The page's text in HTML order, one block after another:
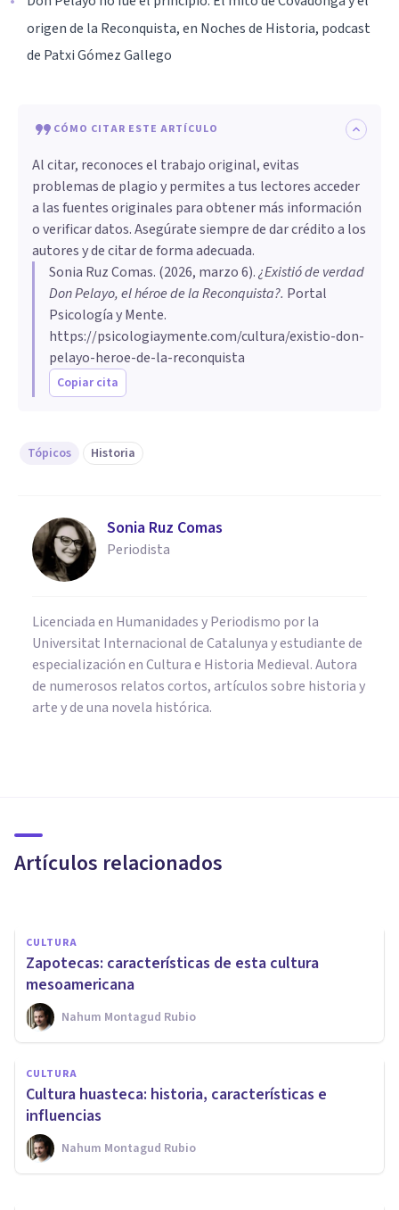
origen de la Reconquista, en Noches de Historia, podcast
de Patxi Gómez Gallego
CÓMO CITAR ESTE ARTÍCULO
Al citar, reconoces el trabajo original, evitas
problemas de plagio y permites a tus lectores acceder
a las fuentes originales para obtener más información
o verificar datos. Asegúrate siempre de dar crédito a los
autores y de citar de forma adecuada.
Sonia Ruz Comas. (2026, marzo 6).¿Existió de verdad
Don Pelayo, el héroe de la Reconquista?. Portal
Psicología y Mente.
https://psicologiaymente.com/cultura/existio-don-
pelayo-heroe-de-la-reconquista
Copiar cita
Tópicos Historia
Sonia Ruz Comas
Periodista
Licenciada en Humanidades y Periodismo por la
Universitat Internacional de Catalunya y estudiante de
especialización en Cultura e Historia Medieval. Autora
de numerosos relatos cortos, artículos sobre historia y
arte y de una novela histórica.
Artículos relacionados
adherencia al tratamiento
CULTURA
Zapotecas: características de esta cultura
mesoamericana
Nahum Montagud Rubio
CULTURA
Cultura huasteca: historia, características e
influencias
Nahum Montagud Rubio
Las 7 tradiciones vascas más
famosas
Sonia Ruz Comas